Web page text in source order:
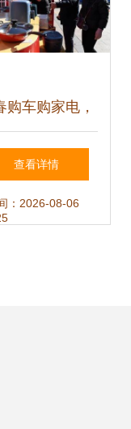
购车购家电，
式展销盛典，
价廉不容错
查看详情
：2026-08-06